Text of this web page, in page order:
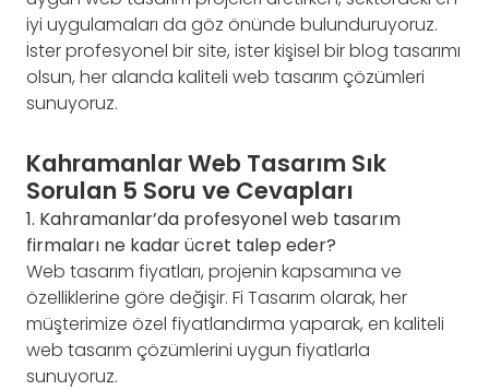
iyi uygulamaları da göz önünde bulunduruyoruz.
İster profesyonel bir site, ister kişisel bir blog tasarımı
olsun, her alanda kaliteli web tasarım çözümleri
sunuyoruz.
Kahramanlar Web Tasarım Sık
Sorulan 5 Soru ve Cevapları
1. Kahramanlar’da profesyonel web tasarım
firmaları ne kadar ücret talep eder?
Web tasarım fiyatları, projenin kapsamına ve
özelliklerine göre değişir. Fi Tasarım olarak, her
müşterimize özel fiyatlandırma yaparak, en kaliteli
web tasarım çözümlerini uygun fiyatlarla
sunuyoruz.